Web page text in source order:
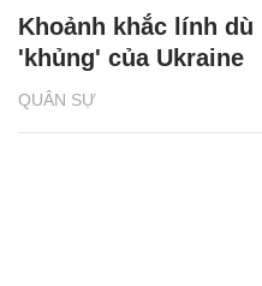
QUÂN SỰ
Khoảnh khắc lính dù
'khủng' của Ukraine